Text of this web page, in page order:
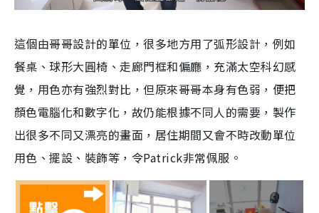
這個由哥哥設計的單位，很多地方用了弧形設計，例如
餐桌、球形大圓椅、走廊門框和偏廳，充滿太空科幻感
覺，用色亦有強烈對比，但原來哥哥本身有色弱，便把
顏色電腦化和數字化，故仍能根據不同人的需要，製作
出很多不同又漂亮的畫面，居住期間又會不時改動單位
用色、擺設、裝飾等，令Patrick非常佩服。